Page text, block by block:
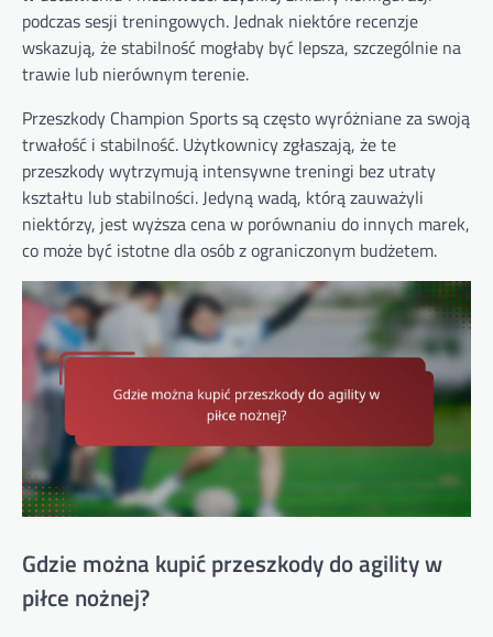
podczas sesji treningowych. Jednak niektóre recenzje
wskazują, że stabilność mogłaby być lepsza, szczególnie na
trawie lub nierównym terenie.
Przeszkody Champion Sports są często wyróżniane za swoją
trwałość i stabilność. Użytkownicy zgłaszają, że te
przeszkody wytrzymują intensywne treningi bez utraty
kształtu lub stabilności. Jedyną wadą, którą zauważyli
niektórzy, jest wyższa cena w porównaniu do innych marek,
co może być istotne dla osób z ograniczonym budżetem.
Gdzie można kupić przeszkody do agility w
piłce nożnej?